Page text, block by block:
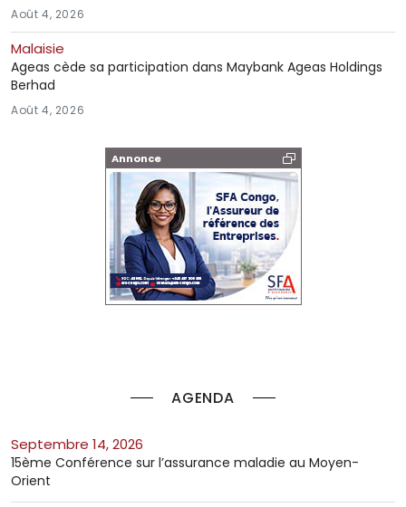
Annonce
AGENDA
septembre 14, 2026
15ème Conférence sur l’assurance maladie au Moyen-
Orient
Août 4, 2026
Malaisie
Ageas cède sa participation dans Maybank Ageas Holdings
Berhad
Août 4, 2026